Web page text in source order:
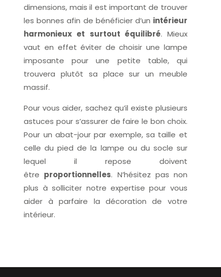
dimensions, mais il est important de trouver
les bonnes afin de bénéficier d’un intérieur
harmonieux et surtout équilibré. Mieux
vaut en effet éviter de choisir une lampe
imposante pour une petite table, qui
trouvera plutôt sa place sur un meuble
massif.
Pour vous aider, sachez qu’il existe plusieurs
astuces pour s’assurer de faire le bon choix.
Pour un abat-jour par exemple, sa taille et
celle du pied de la lampe ou du socle sur
lequel il repose doivent
être proportionnelles. N’hésitez pas non
plus à solliciter notre expertise pour vous
aider à parfaire la décoration de votre
intérieur.